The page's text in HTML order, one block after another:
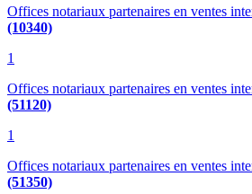
Offices notariaux partenaires en ventes
(10340)
1
Offices notariaux partenaires en ventes
(51120)
1
Offices notariaux partenaires en ventes
(51350)